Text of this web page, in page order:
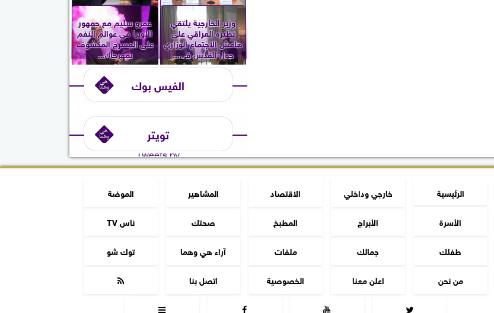
وزير الخارجية يلتقي
نظيره العراقي على
هامش الاجتماع الوزاري
حول القدس في...
عمرو سليم مع جمهور
الأوبرا في عوالم النغم
على المسرح المكشوف
بمهرجان...
الفيس بوك
تويتر
Tweets by
الرئيسية خارجي وداخلي الاقتصاد المشاهير
الموضة
الأسرة
الأبراج المطبخ صحتك
ناس TV
طفلك
جمالك ملفات آراء هي وهما
توك شو
من نحن
اعلن معنا الخصوصية اتصل بنا




